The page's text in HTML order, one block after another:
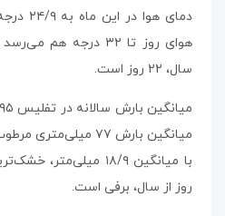
دمای
هوای روز تا ۳۲ درجه
سال، ۲۲ روز است.
میانگین بارش ۷۷
روز از سال، برفی است.